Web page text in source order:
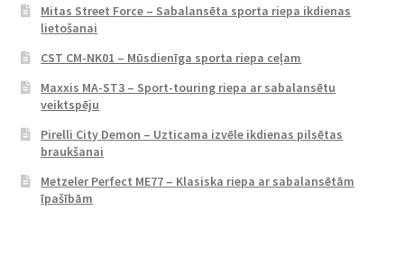
Mitas Street Force – Sabalansēta sporta riepa ikdienas
lietošanai
CST CM-NK01 – Mūsdienīga sporta riepa ceļam
Maxxis MA-ST3 – Sport-touring riepa ar sabalansētu
veiktspēju
Pirelli City Demon – Uzticama izvēle ikdienas pilsētas
braukšanai
Metzeler Perfect ME77 – Klasiska riepa ar sabalansētām
īpašībām